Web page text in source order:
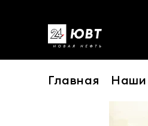
Главная Наши